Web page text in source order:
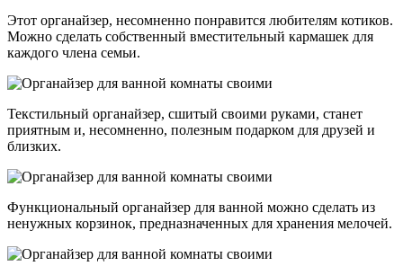
Этот органайзер, несомненно понравится любителям котиков.
Можно сделать собственный вместительный кармашек для
каждого члена семьи.
Текстильный органайзер, сшитый своими руками, станет
приятным и, несомненно, полезным подарком для друзей и
близких.
Функциональный органайзер для ванной можно сделать из
ненужных корзинок, предназначенных для хранения мелочей.